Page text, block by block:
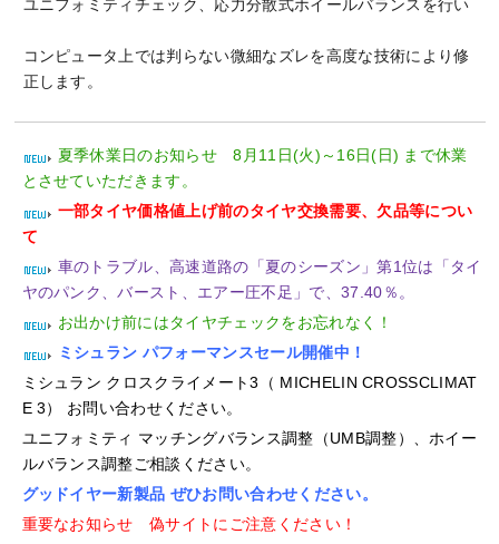
ユニフォミティチェック、応力分散式ホイールバランスを行い
コンピュータ上では判らない微細なズレを高度な技術により修
正します。
夏季休業日のお知らせ 8月11日(火)～16日(日) まで休業
とさせていただきます。
一部タイヤ価格値上げ前のタイヤ交換需要、欠品等につい
て
車のトラブル、高速道路の「夏のシーズン」第1位は「タイ
ヤのパンク、バースト、エアー圧不足」で、37.40％。
お出かけ前にはタイヤチェックをお忘れなく！
ミシュラン パフォーマンスセール開催中！
ミシュラン クロスクライメート3（ MICHELIN CROSSCLIMAT
E 3） お問い合わせください。
ユニフォミティ マッチングバランス調整（UMB調整）、ホイー
ルバランス調整ご相談ください。
グッドイヤー新製品 ぜひお問い合わせください。
重要なお知らせ 偽サイトにご注意ください！